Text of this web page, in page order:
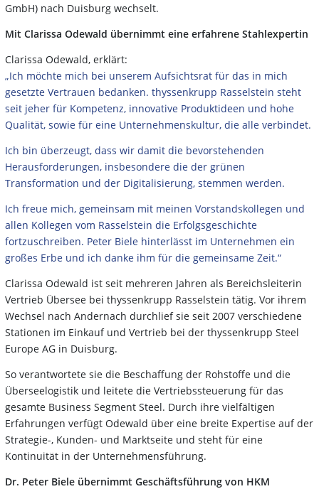
GmbH) nach Duisburg wechselt.
Mit Clarissa Odewald übernimmt eine erfahrene Stahlexpertin
Clarissa Odewald, erklärt:
„Ich möchte mich bei unserem Aufsichtsrat für das in mich
gesetzte Vertrauen bedanken. thyssenkrupp Rasselstein steht
seit jeher für Kompetenz, innovative Produktideen und hohe
Qualität, sowie für eine Unternehmenskultur, die alle verbindet.
Ich bin überzeugt, dass wir damit die bevorstehenden
Herausforderungen, insbesondere die der grünen
Transformation und der Digitalisierung, stemmen werden.
Ich freue mich, gemeinsam mit meinen Vorstandskollegen und
allen Kollegen vom Rasselstein die Erfolgsgeschichte
fortzuschreiben. Peter Biele hinterlässt im Unternehmen ein
großes Erbe und ich danke ihm für die gemeinsame Zeit.“
Clarissa Odewald ist seit mehreren Jahren als Bereichsleiterin
Vertrieb Übersee bei thyssenkrupp Rasselstein tätig. Vor ihrem
Wechsel nach Andernach durchlief sie seit 2007 verschiedene
Stationen im Einkauf und Vertrieb bei der thyssenkrupp Steel
Europe AG in Duisburg.
So verantwortete sie die Beschaffung der Rohstoffe und die
Überseelogistik und leitete die Vertriebssteuerung für das
gesamte Business Segment Steel. Durch ihre vielfältigen
Erfahrungen verfügt Odewald über eine breite Expertise auf der
Strategie-, Kunden- und Marktseite und steht für eine
Kontinuität in der Unternehmensführung.
Dr. Peter Biele übernimmt Geschäftsführung von HKM